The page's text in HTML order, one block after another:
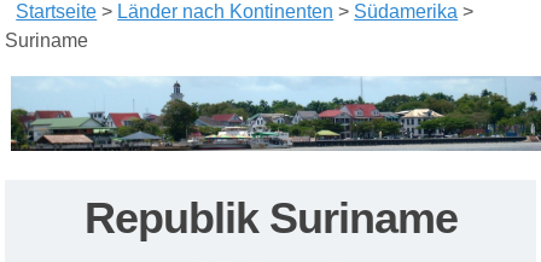
Startseite > Länder nach Kontinenten > Südamerika >
Suriname
RepublikSuriname